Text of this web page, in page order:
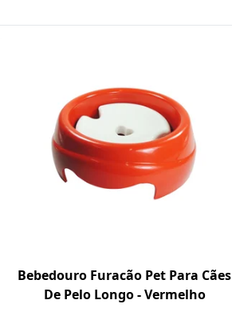
Bebedouro Furacão Pet Para Cães
De Pelo Longo - Vermelho